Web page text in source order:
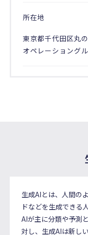
所在地
東京都千代田区丸
オペレーショングル
生成AIとは、人間の
ドなどを生成できる
AIが主に分類や予測
対し、生成AIは新し